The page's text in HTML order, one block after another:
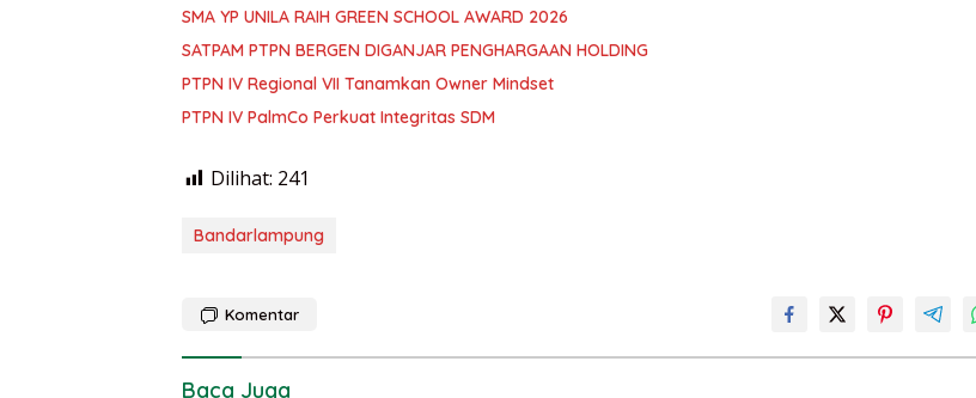
SMA YP UNILA RAIH GREEN SCHOOL AWARD 2026
SATPAM PTPN BERGEN DIGANJAR PENGHARGAAN HOLDING
PTPN IV Regional VII Tanamkan Owner Mindset
PTPN IV PalmCo Perkuat Integritas SDM
Dilihat: 241
Bandarlampung
Komentar
Baca Juga